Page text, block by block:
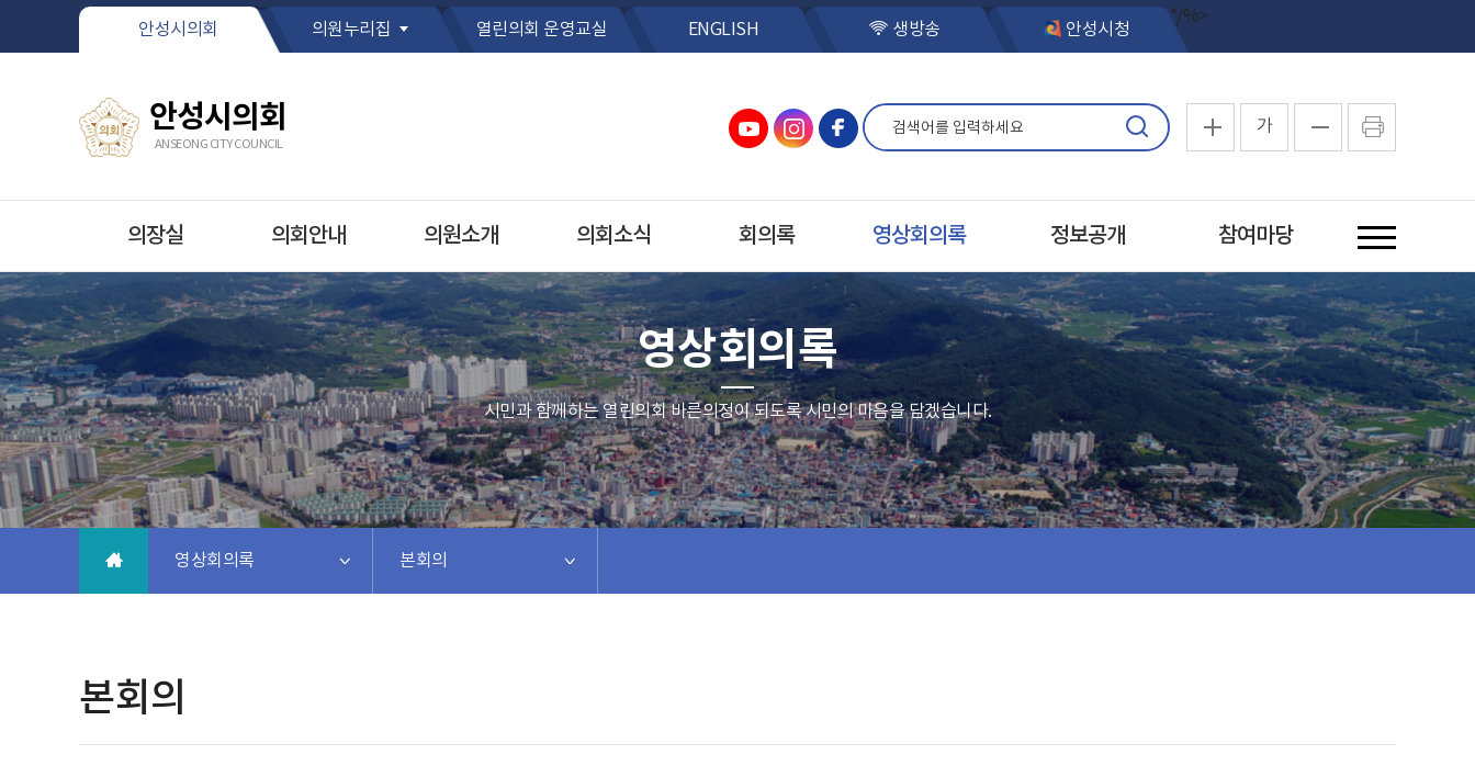
본문바로가기
안성시의회
의원누리집
*/%>
열린의회 운영교실 ENGLISH 생방송 안성시청
안성시의회
ANSEONG CITY COUNCIL
가
의장실 의회안내 의원소개 의회소식 회의록 영상회의록 정보공개 참여마당
영상회의록
시민과 함께하는 열린의회 바른의정이 되도록 시민의 마음을 담겠습니다.
영상회의록 본회의
본회의